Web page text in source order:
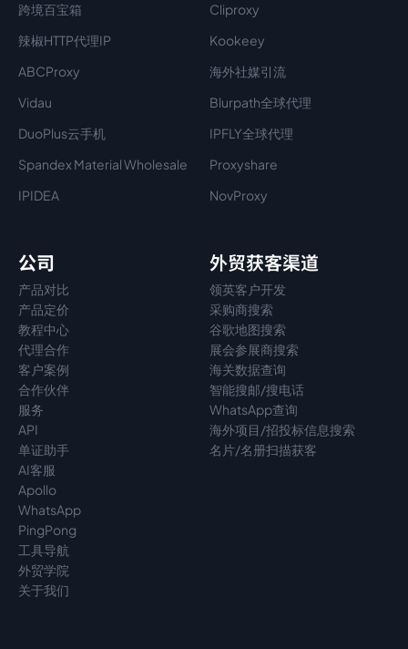
跨境百宝箱
Cliproxy
辣椒HTTP代理IP
Kookeey
ABCProxy
海外社媒引流
Vidau
Blurpath全球代理
DuoPlus云手机
IPFLY全球代理
Spandex Material Wholesale​
Proxyshare
IPIDEA
NovProxy
公司
产品对比
产品定价
教程中心
代理合作
客户案例
合作伙伴
服务
API
单证助手
AI客服
Apollo
WhatsApp
PingPong
工具导航
外贸学院
关于我们
外贸获客渠道
领英客户开发
采购商搜索
谷歌地图搜索
展会参展商搜索
海关数据查询
智能搜邮/搜电话
WhatsApp查询
海外项目/招投标信息搜索
名片/名册扫描获客